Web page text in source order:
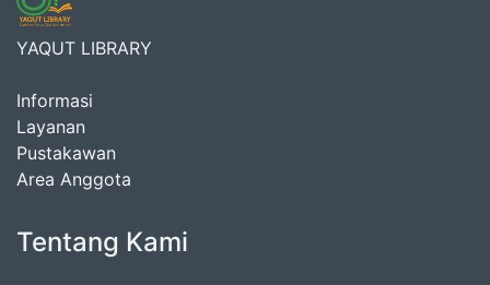
YAQUT LIBRARY
Informasi
Layanan
Pustakawan
Area Anggota
Tentang Kami